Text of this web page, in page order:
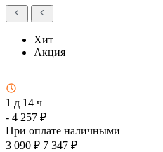
Хит
Акция
1 д 14 ч
- 4 257 ₽
При оплате наличными
3 090 ₽ 7 347 ₽